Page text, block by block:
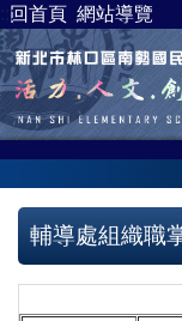
跳
到
主
要
內
容
區
:::回首頁 網站導覽
輔導處組織職